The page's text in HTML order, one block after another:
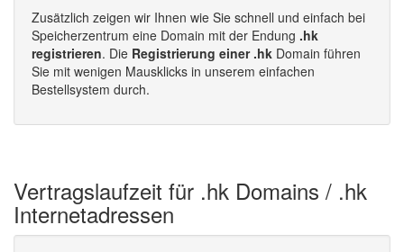
Zusätzlich zeigen wir Ihnen wie Sie schnell und einfach bei
Speicherzentrum eine Domain mit der Endung .hk
registrieren. Die Registrierung einer .hk Domain führen
Sie mit wenigen Mausklicks in unserem einfachen
Bestellsystem durch.
Vertragslaufzeit für .hk Domains / .hk
Internetadressen